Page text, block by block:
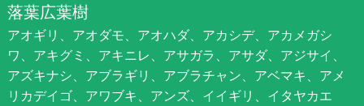
落葉広葉樹
アオギリ、アオダモ、アオハダ、アカシデ、アカメガシ
ワ、アキグミ、アキニレ、アサガラ、アサダ、アジサイ、
アズキナシ、アブラギリ、アブラチャン、アベマキ、アメ
リカデイゴ、アワブキ、アンズ、イイギリ、イタヤカエ